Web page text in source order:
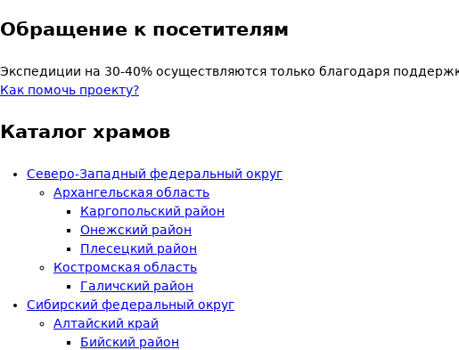
Обращение к посетителям
Экспедиции на 30-40% осуществляются только благодаря
Как помочь проекту?
Каталог храмов
Северо-Западный федеральный округ
Архангельская область
Каргопольский район
Онежский район
Плесецкий район
Костромская область
Галичский район
Сибирский федеральный округ
Алтайский край
Бийский район